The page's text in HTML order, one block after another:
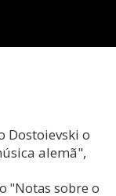
Dostoievski o
alemã",
"Notas sobre o